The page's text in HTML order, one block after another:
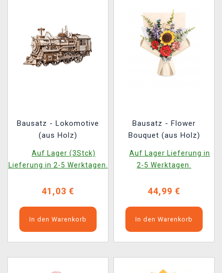
Bausatz - Lokomotive
(aus Holz)
Auf Lager (3Stck)
Lieferung in 2-5 Werktagen.
41,03 €
In den Warenkorb
Bausatz - Flower
Bouquet (aus Holz)
Auf Lager Lieferung in
2-5 Werktagen.
44,99 €
In den Warenkorb